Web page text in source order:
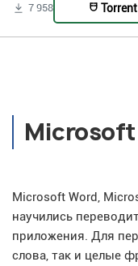
7 958 Torrent
Microsoft Word,
научились
приложения. Для
слова, так и целые